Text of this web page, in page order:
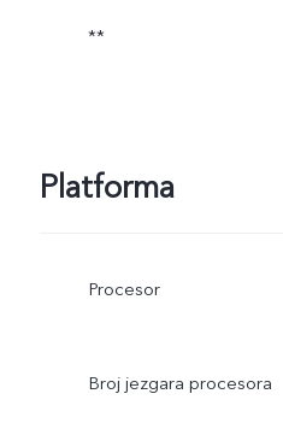
**
Platforma
Procesor
Broj jezgara procesora